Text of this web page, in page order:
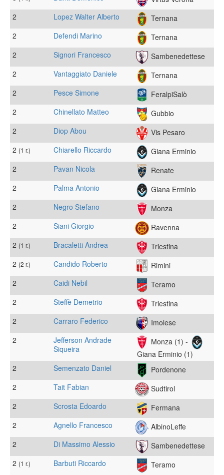
2
Lopez Walter Alberto
Ternana
2
Defendi Marino
Ternana
2
Signori Francesco
Sambenedettese
2
Vantaggiato Daniele
Ternana
2
Pesce Simone
FeralpiSalò
2
Chinellato Matteo
Gubbio
2
Diop Abou
Vis Pesaro
2 (1 r.) Chiarello Riccardo
Giana Erminio
2
Pavan Nicola
Renate
2
Palma Antonio
Giana Erminio
2
Negro Stefano
Monza
2
Siani Giorgio
Ravenna
2 (1 r.) Bracaletti Andrea
Triestina
2 (2 r.) Candido Roberto
Rimini
2
Caidi Nebil
Teramo
2
Steffè Demetrio
Triestina
2
Carraro Federico
Imolese
2
Jefferson Andrade
Siqueira
Monza (1) -
Giana Erminio (1)
2
Semenzato Daniel
Pordenone
2
Tait Fabian
Sudtirol
2
Scrosta Edoardo
Fermana
2
Agnello Francesco
AlbinoLeffe
2
Di Massimo Alessio
Sambenedettese
2 (1 r.) Barbuti Riccardo
Teramo